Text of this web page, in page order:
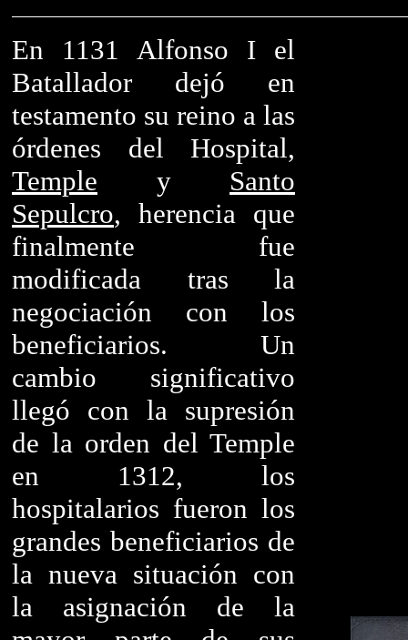
En 1131 Alfonso I el
Batallador dejó en
testamento su reino a las
órdenes del Hospital,
Temple y Santo
Sepulcro, herencia que
finalmente fue
modificada tras la
negociación con los
beneficiarios. Un
cambio significativo
llegó con la supresión
de la orden del Temple
en 1312, los
hospitalarios fueron los
grandes beneficiarios de
la nueva situación con
la asignación de la